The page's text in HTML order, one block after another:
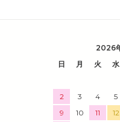
2026
日
月 火 水
2
3 4 5
9
10 11 12